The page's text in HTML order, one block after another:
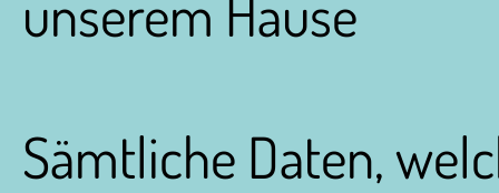
unserem Hause
Sämtliche Daten,